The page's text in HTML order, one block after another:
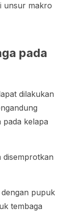
unsur makro
pada
dilakukan
pada kelapa
disemprotkan
pupuk
tembaga